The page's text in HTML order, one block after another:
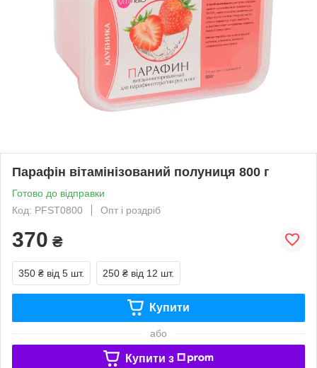
Парафін вітамінізований полуниця 800 г
Готово до відправки
Код: PFST0800
Опт і роздріб
370 ₴
350 ₴ від 5 шт. 250 ₴ від 12 шт.
Купити
або
Купити з